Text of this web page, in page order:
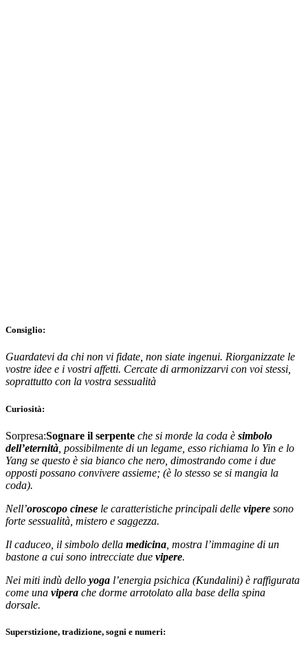
Consiglio:
Guardatevi da chi non vi fidate, non siate ingenui. Riorganizzate le
vostre idee e i vostri affetti. Cercate di armonizzarvi con voi stessi,
soprattutto con la vostra sessualità
Curiosità:
Sorpresa:Sognare il serpente che si morde la coda è simbolo
dell’eternità , possibilmente di un legame, esso richiama lo Yin e lo
Yang se questo è sia bianco che nero, dimostrando come i due
opposti possano convivere assieme; (è lo stesso se si mangia la
coda).
Nell’oroscopo cinese le caratteristiche principali delle vipere sono
forte sessualità, mistero e saggezza.
Il caduceo, il simbolo della medicina , mostra l’immagine di un
bastone a cui sono intrecciate due vipere.
Nei miti indù dello yoga l’energia psichica (Kundalini) è raffigurata
come una vipera che dorme arrotolato alla base della spina
dorsale.
Superstizione, tradizione, sogni e numeri: